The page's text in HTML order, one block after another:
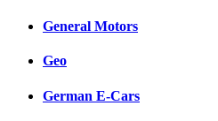
General Motors
Geo
German E-Cars